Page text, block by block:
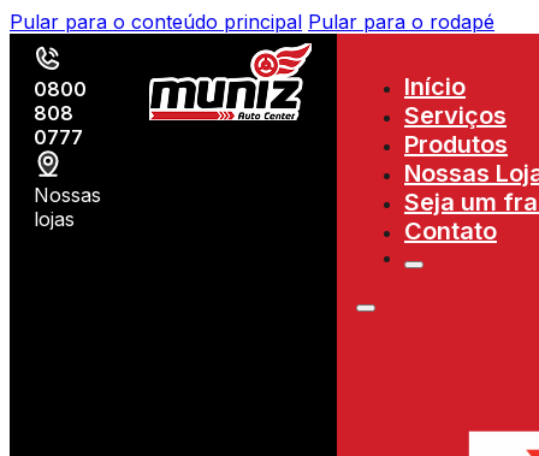
Pular para o conteúdo principal Pular para o rodapé
0800
808
0777
Nossas
lojas
Início
Serviços
Produtos
Nossas
Seja um
Contato